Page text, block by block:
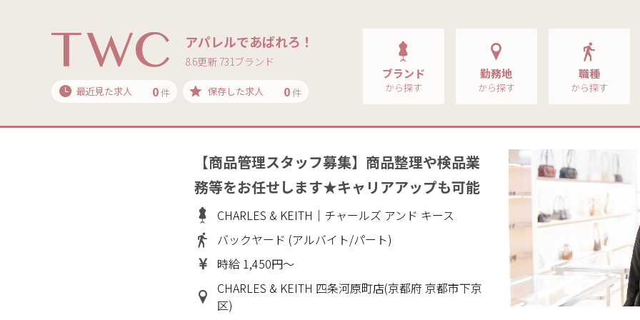
アパレルであばれろ！
8.6更新 731ブランド
最近見た求人 0件 保存した求人 0件
ブランド
から探す
勤務地
から探す
職種
から探す
【商品管理スタッフ募集】商品整理や検品業
務等をお任せします★キャリアアップも可能
CHARLES & KEITH｜チャールズ アンド キース
バックヤード (アルバイト/パート)
時給 1,450円～
CHARLES & KEITH 四条河原町店(京都府 京都市下京
区)